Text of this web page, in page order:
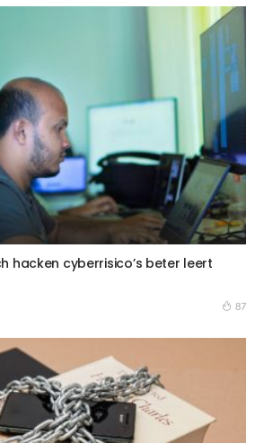
hacken cyberrisico’s beter leert
87